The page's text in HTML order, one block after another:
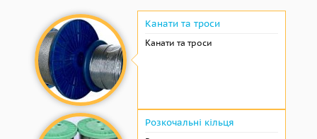
Канати та троси
Канати та троси
Розкочальні кільця